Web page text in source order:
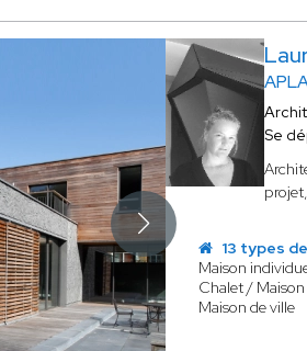
Se
13 types
Maison
Chalet /
Maison de ville